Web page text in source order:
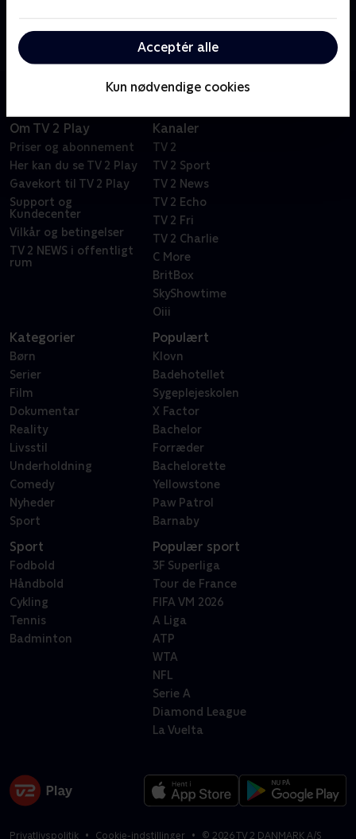
Acceptér alle
Kun nødvendige cookies
af samme navn. Mio og Anders står over for en
altafgørende beslutning efter en uskyldig flirt
Om TV 2 Play
Priser og abonnement
Her kan du se TV 2 Play
Gavekort til TV 2 Play
Support og
Kundecenter
Vilkår og betingelser
TV 2 NEWS i offentligt
rum
Kanaler
TV 2
TV 2 Sport
TV 2 News
TV 2 Echo
TV 2 Fri
TV 2 Charlie
C More
BritBox
SkyShowtime
Oiii
Kategorier
Børn
Serier
Film
Dokumentar
Reality
Livsstil
Underholdning
Comedy
Nyheder
Sport
Populært
Klovn
Badehotellet
Sygeplejeskolen
X Factor
Bachelor
Forræder
Bachelorette
Yellowstone
Paw Patrol
Barnaby
Sport
Fodbold
Håndbold
Cykling
Tennis
Badminton
Populær sport
3F Superliga
Tour de France
FIFA VM 2026
A Liga
ATP
WTA
NFL
Serie A
Diamond League
La Vuelta
Privatlivspolitik Cookie-indstillinger © 2026TV 2 DANMARK A/S